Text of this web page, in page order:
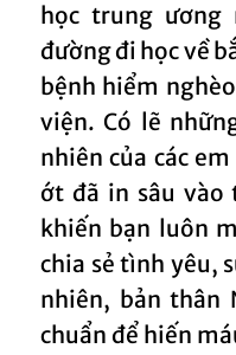
học trung
đường đi học về
bệnh hiểm
viện. Có lẽ
nhiên của các
ớt đã in sâu vào
khiến bạn luôn
chia sẻ tình yêu,
nhiên, bản thân
chuẩn để hiến